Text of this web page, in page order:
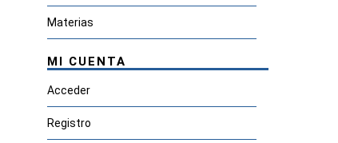
Materias
MI CUENTA
Acceder
Registro